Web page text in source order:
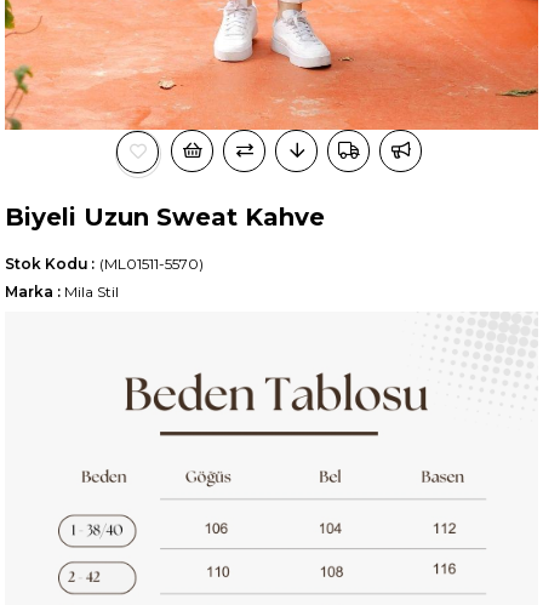
Biyeli Uzun Sweat Kahve
(ML01511-5570)
Stok Kodu
Marka : Mila Stil